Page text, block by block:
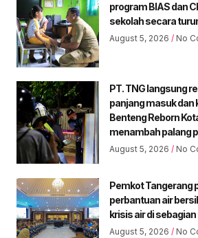
program BIAS dan
sekolah secara
August 5, 2026 No
PT. TNG langsung
panjang masuk dan
Benteng Reborn
menambah palang
August 5, 2026 No
Pemkot Tangerang
perbantuan air
krisis air di
August 5, 2026 No